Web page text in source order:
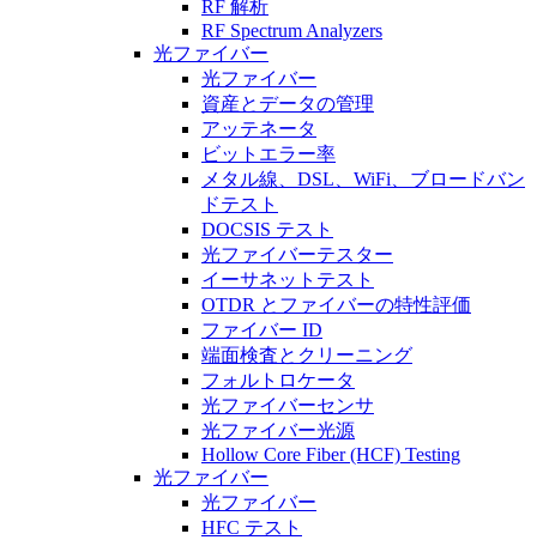
RF 解析
RF Spectrum Analyzers
光ファイバー
光ファイバー
資産とデータの管理
アッテネータ
ビットエラー率
メタル線、DSL、WiFi、ブロードバン
ドテスト
DOCSIS テスト
光ファイバーテスター
イーサネットテスト
OTDR とファイバーの特性評価
ファイバー ID
端面検査とクリーニング
フォルトロケータ
光ファイバーセンサ
光ファイバー光源
Hollow Core Fiber (HCF) Testing
光ファイバー
光ファイバー
HFC テスト